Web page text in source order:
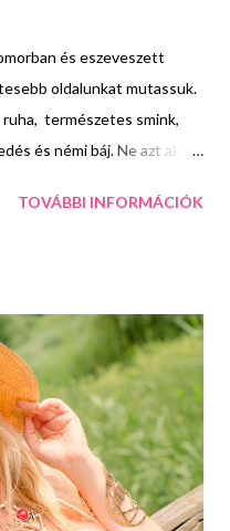
és eszeveszett
oldalunkat mutassuk.
ruha, természetes smink,
és némi báj. Ne azt akard
abból az apró
TOVÁBBI INFORMÁCIÓK